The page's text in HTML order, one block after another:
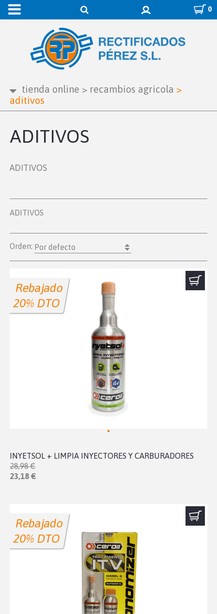
0
tienda online > recambios agricola >
aditivos
ADITIVOS
ADITIVOS
ADITIVOS
Orden: Por defecto
INYETSOL + LIMPIA INYECTORES Y CARBURADORES
28,98 €
23,18 €
Rebajado
20% DTO
Rebajado
20% DTO